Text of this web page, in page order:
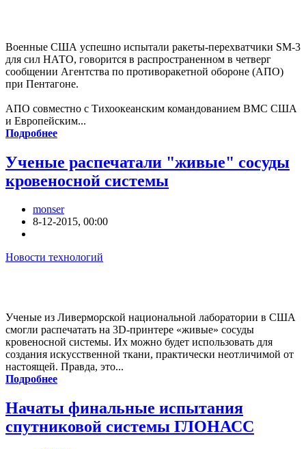
Военные США успешно испытали ракеты-перехватчики SM-3
для сил НАТО, говорится в распространенном в четверг
сообщении Агентства по противоракетной обороне (АПО)
при Пентагоне.
АПО совместно с Тихоокеанским командованием ВМС США
и Европейским...
Подробнее
Ученые распечатали "живые" сосуды
кровеносной системы
monser
8-12-2015, 00:00
Новости технологий
Ученые из Ливерморской национальной лаборатории в США
смогли распечатать на 3D-принтере «живые» сосуды
кровеносной системы. Их можно будет использовать для
создания искусственной ткани, практически неотличимой от
настоящей. Правда, это...
Подробнее
Начаты финальные испытания
спутниковой системы ГЛОНАСС